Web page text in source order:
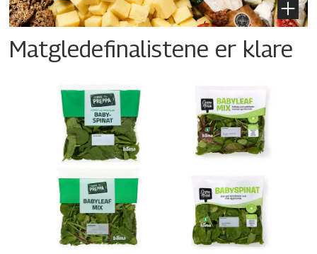
Matgledefinalistene er klare